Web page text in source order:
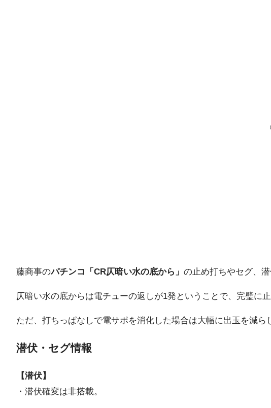
藤商事のパチンコ「CR仄暗い水の底から」 の止め打ちやセグ、
仄暗い水の底からは電チューの返しが1発ということで、完璧に
ただ、打ちっぱなしで電サポを消化した場合は大幅に出玉を減
潜伏・セグ情報
【潜伏】
・潜伏確変は非搭載。